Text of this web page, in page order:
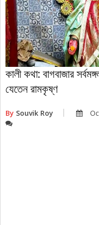
কালী কথা: বাগবাজার
যেতেন রামকৃষ্ণ
By Souvik Roy